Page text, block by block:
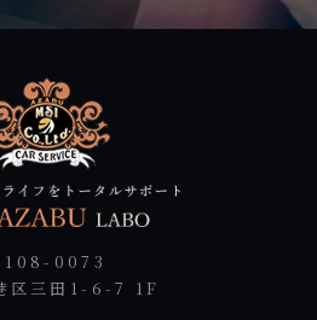
108-0073
区三田1-6-7 1F